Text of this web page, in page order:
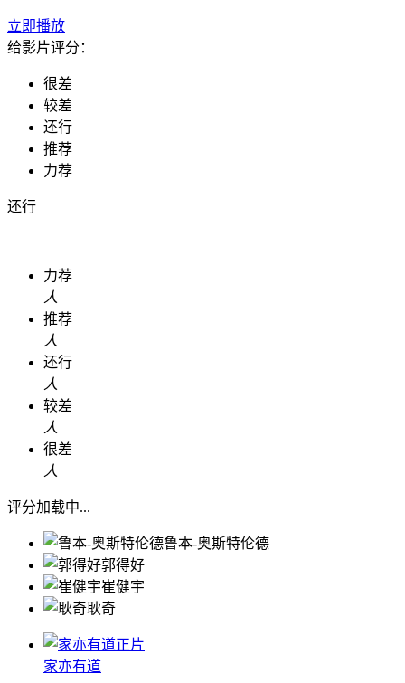
立即播放
给影片评分：
很差
较差
还行
推荐
力荐
还行
力荐
人
推荐
人
还行
人
较差
人
很差
人
评分加载中...
鲁本-奥斯特伦德
郭得好
崔健宇
耿奇
正片
家亦有道